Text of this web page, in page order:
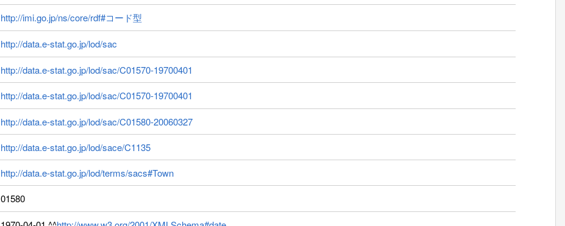
http://imi.go.jp/ns/core/rdf#コード型
http://data.e-stat.go.jp/lod/sac
http://data.e-stat.go.jp/lod/sac/C01570-19700401
http://data.e-stat.go.jp/lod/sac/C01570-19700401
http://data.e-stat.go.jp/lod/sac/C01580-20060327
http://data.e-stat.go.jp/lod/sace/C1135
http://data.e-stat.go.jp/lod/terms/sacs#Town
01580